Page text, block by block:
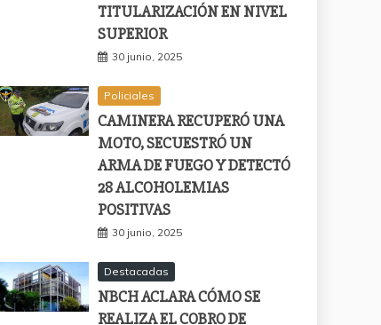
TITULARIZACIÓN EN NIVEL
SUPERIOR
30 junio, 2025
Policiales
CAMINERA RECUPERÓ UNA
MOTO, SECUESTRÓ UN
ARMA DE FUEGO Y DETECTÓ
28 ALCOHOLEMIAS
POSITIVAS
30 junio, 2025
Destacadas
NBCH ACLARA CÓMO SE
REALIZA EL COBRO DE